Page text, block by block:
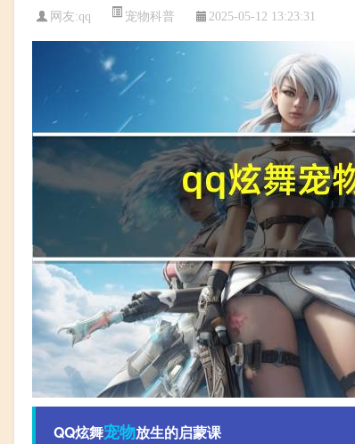
网友:qq 宠物科普 2025-05-12 13:23:31
QQ炫舞宠物放生的启蒙课